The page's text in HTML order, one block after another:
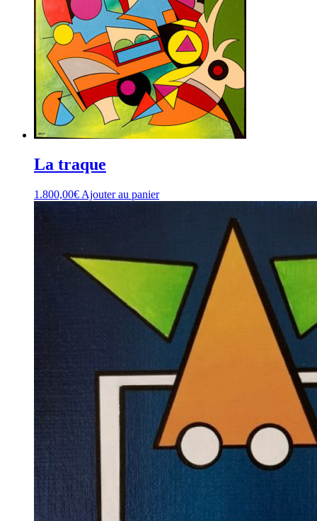
La traque
1.800,00€ Ajouter au panier